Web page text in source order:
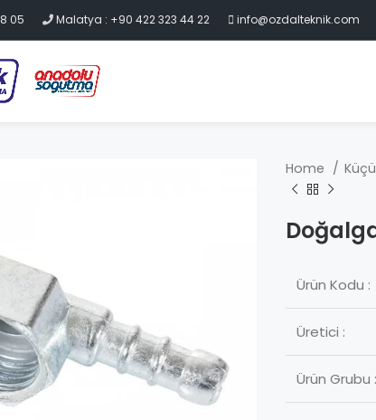
05 Malatya : +90 422 323 44 22 info@ozdalteknik.com
Home
Ürün Kodu :
Üretici :
Ürün Grubu :